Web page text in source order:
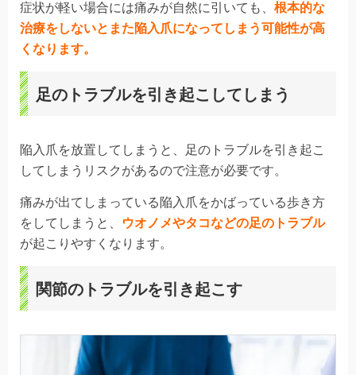
症状が軽い場合には痛みが自然に引いても、 根本的な
治療をしないとまた陥入爪になってしまう可能性が高
くなります。
足のトラブルを引き起こしてしまう
陥入爪を放置してしまうと、足のトラブルを引き起こ
してしまうリスクがあるので注意が必要です。
痛みが出てしまっている陥入爪をかばっている歩き方
をしてしまうと、
ウオノメやタコなどの足のトラブル
が起こりやすくなります。
関節のトラブルを引き起こす